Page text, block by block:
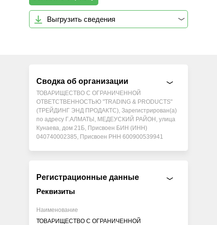
Выгрузить сведения
Сводка об организации
ТОВАРИЩЕСТВО С ОГРАНИЧЕННОЙ
ОТВЕТСТВЕННОСТЬЮ "TRADING & PRODUCTS"
(ТРЕЙДИНГ ЭНД ПРОДАКТС), Зарегистрирован(а)
по адресу Г.АЛМАТЫ, МЕДЕУСКИЙ РАЙОН, улица
Кунаева, дом 21Б, Присвоен БИН (ИНН)
040740002385, Присвоен РНН 600900539941
Регистрационные данные
Реквизиты
Наименование
ТОВАРИЩЕСТВО С ОГРАНИЧЕННОЙ